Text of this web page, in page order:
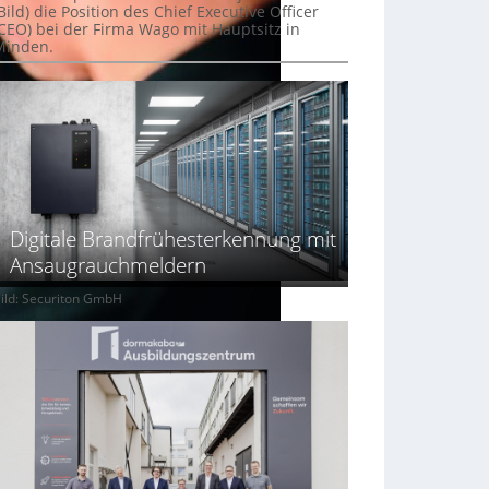
die Position des Chief Executive Officer
bei der Firma Wago mit Hauptsitz in
Digitale Brandfrühesterkennung mit
Ansaugrauchmeldern
Securiton GmbH